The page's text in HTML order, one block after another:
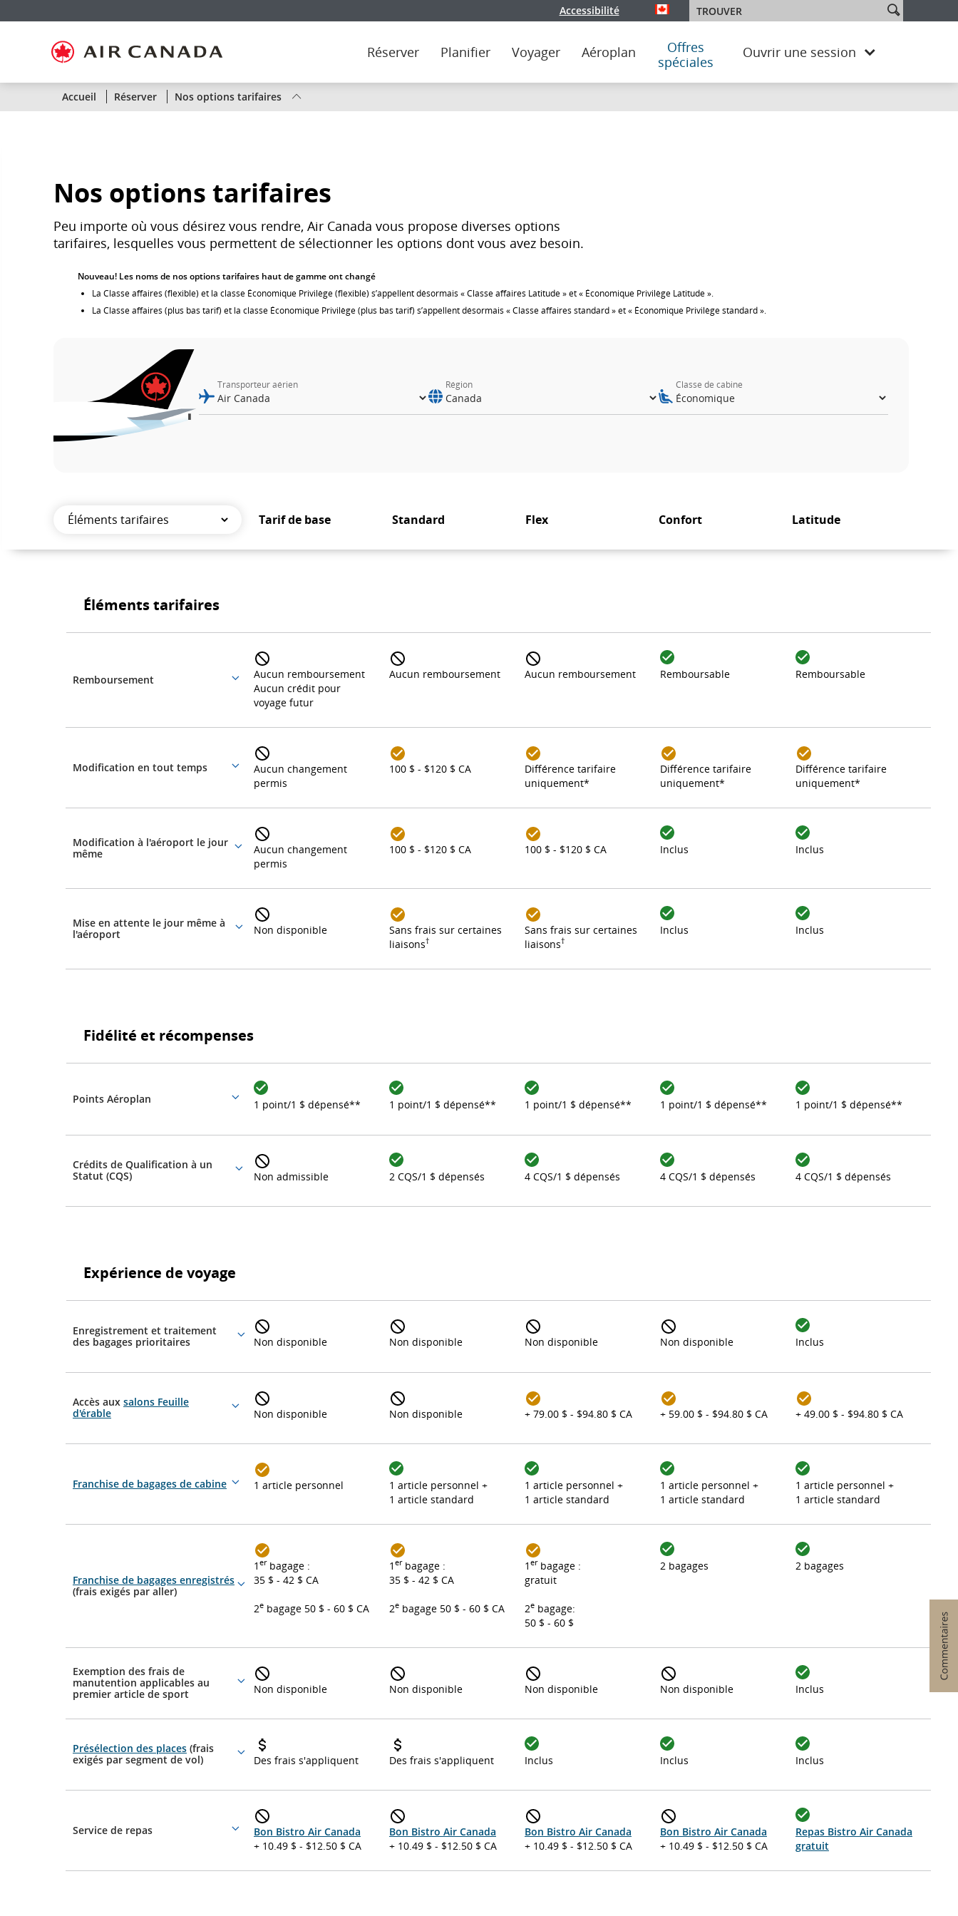
à
à
au
au
aux
page
au
à
Accessibilité Sélectionnez l’édition et la langue. Vous utilisez actuellement
une
Réserver Planifier Voyager Aéroplan
Offres
spéciales
Ouvrir une session
Accueil Réserver
État
Canada
par
par
de
vol.
Renseignements
départ
d’arrivée
prévues,
annulations.
Nos options tarifaires
Nos options tarifaires
Peu importe où vous désirez vous rendre, Air Canada vous propose diverses options
tarifaires, lesquelles vous permettent de sélectionner les options dont vous avez besoin.
Nouveau! Les noms de nos options tarifaires haut de gamme ont changé
La Classe affaires (flexible) et la classe Économique Privilège (flexible) s’appellent désormais « Classe affaires Latitude » et « Économique Privilège Latitude ».
La Classe affaires (plus bas tarif) et la classe Économique Privilège (plus bas tarif) s’appellent désormais « Classe affaires standard » et « Économique Privilège standard ».
Transporteur aérien Région Classe de cabine
Tarif de base Standard Flex Confort Latitude
Éléments
Éléments
Éléments tarifaires
Remboursement
More
details
Aucun remboursement
Aucun crédit pour
voyage futur
Aucun remboursement Aucun remboursement Remboursable Remboursable
Modification en tout temps
More
details
Aucun changement
permis
100 $ - $120 $ CA
Différence tarifaire
uniquement*
Différence tarifaire
uniquement*
Différence tarifaire
uniquement*
Modification à l'aéroport le jour
même
More
details
Aucun changement
permis
100 $ - $120 $ CA 100 $ - $120 $ CA Inclus Inclus
Mise en attente le jour même à
l'aéroport
MoreNon disponible
Sans frais sur certaines
liaisons†
Sans frais sur certaines
liaisons†
Inclus Inclus
récompenses
Fidélité
récompenses
Fidélité et récompenses
Points Aéroplan
More
details
1 point/1 $ dépensé** 1 point/1 $ dépensé** 1 point/1 $ dépensé** 1 point/1 $ dépensé** 1 point/1 $ dépensé**
Crédits de Qualification à un
Statut (CQS)
MoreNon admissible 2 CQS/1 $ dépensés 4 CQS/1 $ dépensés 4 CQS/1 $ dépensés 4 CQS/1 $ dépensés
voyage
Expérience
voyage
Expérience de voyage
Enregistrement et traitement
des bagages prioritaires
MoreNon disponible Non disponible Non disponible Non disponible Inclus
Accès aux salons Feuille
d'érable
MoreNon disponible Non disponible + 79.00 $ - $94.80 $ CA + 59.00 $ - $94.80 $ CA + 49.00 $ - $94.80 $ CA
Franchise de bagages de cabine More1 article personnel
1 article personnel +
1 article standard
1 article personnel +
1 article standard
1 article personnel +
1 article standard
1 article personnel +
1 article standard
Franchise de bagages enregistrés
(frais exigés par aller)
More
details
1 erbagage :
35 $ - 42 $ CA
2e bagage 50 $ - 60 $ CA
1 erbagage :
35 $ - 42 $ CA
2e bagage 50 $ - 60 $ CA
1 erbagage :
gratuit
2e bagage:
50 $ - 60 $
2 bagages 2 bagages
Exemption des frais de
manutention applicables au
premier article de sport
MoreNon disponible Non disponible Non disponible Non disponible Inclus
Présélection des places (frais
exigés par segment de vol)
MoreDes frais s'appliquent Des frais s'appliquent Inclus Inclus Inclus
Service de repas
More
details
Bon Bistro Air Canada
+ 10.49 $ - $12.50 $ CA
Bon Bistro Air Canada
+ 10.49 $ - $12.50 $ CA
Bon Bistro Air Canada
+ 10.49 $ - $12.50 $ CA
Bon Bistro Air Canada
+ 10.49 $ - $12.50 $ CA
Repas Bistro Air Canada
gratuit